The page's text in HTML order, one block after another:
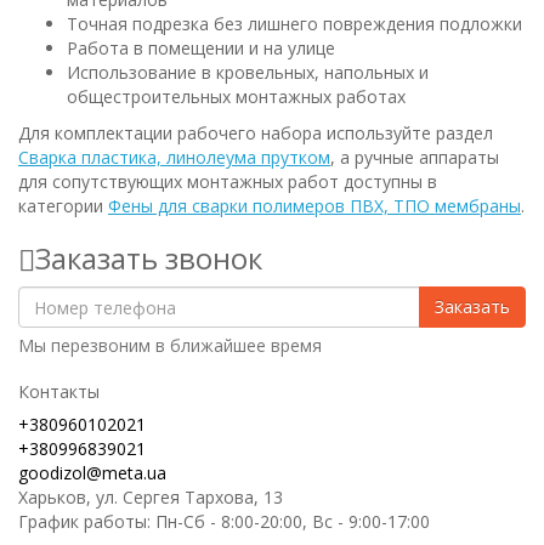
Точная подрезка без лишнего повреждения подложки
Работа в помещении и на улице
Использование в кровельных, напольных и
общестроительных монтажных работах
Для комплектации рабочего набора используйте раздел
Сварка пластика, линолеума прутком, а ручные аппараты
для сопутствующих монтажных работ доступны в
категории Фены для сварки полимеров ПВХ, ТПО мембраны.
Заказать звонок
Заказать
Мы перезвоним в ближайшее время
Контакты
+380960102021
+380996839021
goodizol@meta.ua
Харьков, ул. Сергея Тархова, 13
График работы: Пн-Сб - 8:00-20:00, Вс - 9:00-17:00